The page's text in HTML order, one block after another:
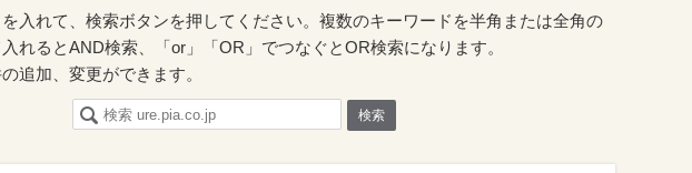
入れて、検索ボタンを押してください。複数のキーワードを半角または全角の
れるとAND検索、「or」「OR」でつなぐとOR検索になります。
追加、変更ができます。
検索